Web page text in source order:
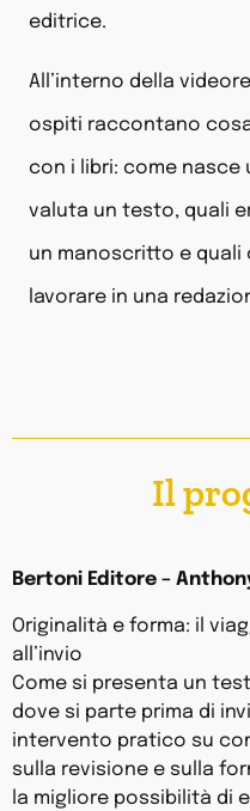
editrice.
All’interno della
ospiti raccontano
con i libri: come nasce
valuta un testo, quali
un manoscritto e quali
lavorare in una
Il
Bertoni Editore –
Originalità e forma: il
all’invio
Come si presenta un
dove si parte prima di
intervento pratico su
sulla revisione e sulla
la migliore possibilità di